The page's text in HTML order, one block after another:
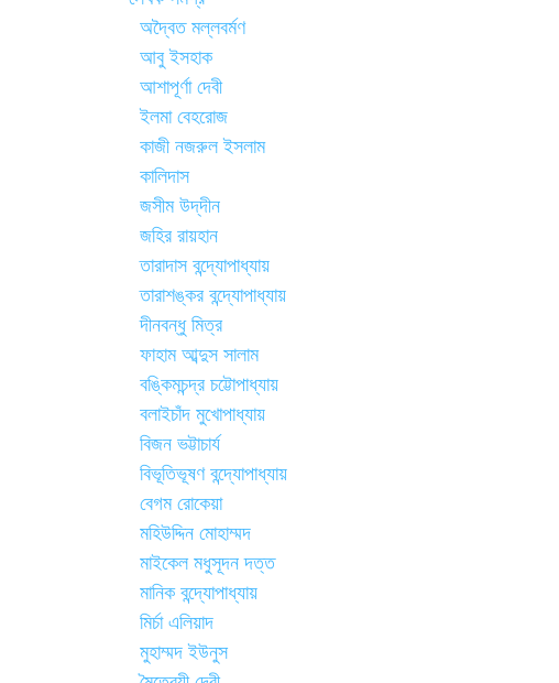
অদ্বৈত মল্লবর্মণ
আবু ইসহাক
আশাপূর্ণা দেবী
ইলমা বেহরোজ
কাজী নজরুল ইসলাম
কালিদাস
জসীম উদ্‌দীন
জহির রায়হান
তারাদাস বন্দ্যোপাধ্যায়
তারাশঙ্কর বন্দ্যোপাধ্যায়
দীনবন্ধু মিত্র
ফাহাম আব্দুস সালাম
বঙ্কিমচন্দ্র চট্টোপাধ্যায়
বলাইচাঁদ মুখোপাধ্যায়
বিজন ভট্টাচার্য
বিভূতিভূষণ বন্দ্যোপাধ্যায়
বেগম রোকেয়া
মহিউদ্দিন মোহাম্মদ
মাইকেল মধুসূদন দত্ত
মানিক বন্দ্যোপাধ্যায়
মির্চা এলিয়াদ
মুহাম্মদ ইউনুস